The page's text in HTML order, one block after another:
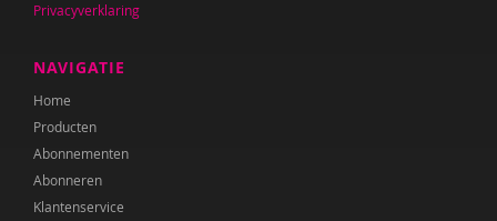
Privacyverklaring
NAVIGATIE
Home
Producten
Abonnementen
Abonneren
Klantenservice